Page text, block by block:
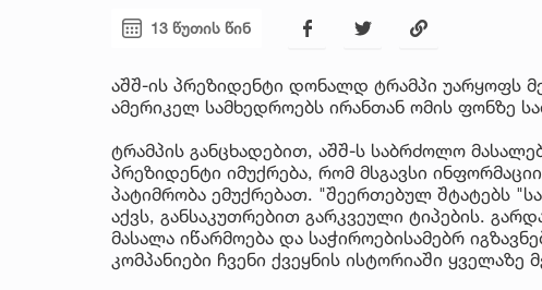
13 წუთის წინ
აშშ-ის პრეზიდენტი დონალდ ტრამპი უარყოფს
ამერიკელ სამხედროებს ირანთან ომის ფონზე
ტრამპის განცხადებით, აშშ-ს საბრძოლო
პრეზიდენტი იმუქრება, რომ მსგავსი
პატიმრობა ემუქრებათ. "შეერთებულ შტატებს
აქვს, განსაკუთრებით გარკვეული ტიპების.
მასალა იწარმოება და საჭიროებისამებრ
კომპანიები ჩვენი ქვეყნის ისტორიაში ყველაზე